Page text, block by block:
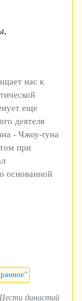
нас к
еще
деятеля
- Чжоу-rуна
при
основанной
династий